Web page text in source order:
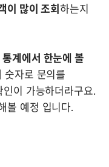
이 많이 조회하는지
계에서 한눈에 볼
숫자로 문의를
이 가능하더라구요.
볼 예정 입니다.